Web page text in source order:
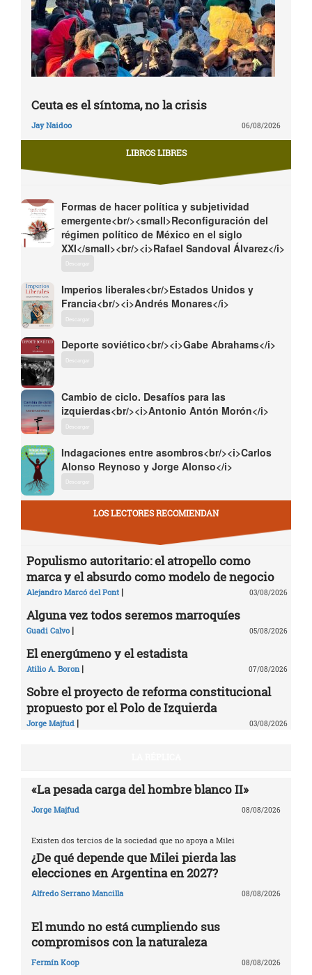
Ceuta es el síntoma, no la crisis
Jay Naidoo 06/08/2026
LIBROS LIBRES
Formas de hacer política y subjetividad
emergente<br/><small>Reconfiguración del
régimen político de México en el siglo
XXI</small><br/><i>Rafael Sandoval Álvarez</i>
Descargar
Imperios liberales<br/>Estados Unidos y
Francia<br/><i>Andrés Monares</i>
Descargar
Deporte soviético<br/><i>Gabe Abrahams</i>
Descargar
Cambio de ciclo. Desafíos para las
izquierdas<br/><i>Antonio Antón Morón</i>
Descargar
Indagaciones entre asombros<br/><i>Carlos
Alonso Reynoso y Jorge Alonso</i>
Descargar
LOS LECTORES RECOMIENDAN
Populismo autoritario: el atropello como
marca y el absurdo como modelo de negocio
Alejandro Marcó del Pont | 03/08/2026
Alguna vez todos seremos marroquíes
Guadi Calvo | 05/08/2026
El energúmeno y el estadista
Atilio A. Boron | 07/08/2026
Sobre el proyecto de reforma constitucional
propuesto por el Polo de Izquierda
Jorge Majfud | 03/08/2026
«La pesada carga del hombre blanco II»
Jorge Majfud 08/08/2026
Existen dos tercios de la sociedad que no apoya a Milei
¿De qué depende que Milei pierda las
elecciones en Argentina en 2027?
Alfredo Serrano Mancilla 08/08/2026
El mundo no está cumpliendo sus
compromisos con la naturaleza
Fermín Koop 08/08/2026